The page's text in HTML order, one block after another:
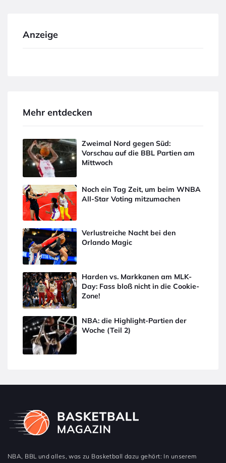
Anzeige
Mehr entdecken
Zweimal Nord gegen Süd:
Vorschau auf die BBL Partien am
Mittwoch
Noch ein Tag Zeit, um beim WNBA
All-Star Voting mitzumachen
Verlustreiche Nacht bei den
Orlando Magic
Harden vs. Markkanen am MLK-
Day: Fass bloß nicht in die Cookie-
Zone!
NBA: die Highlight-Partien der
Woche (Teil 2)
NBA, BBL und alles, was zu Basketball dazu gehört: In unserem